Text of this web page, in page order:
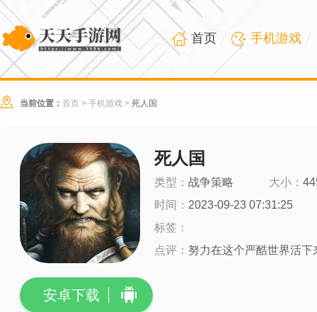
首页 手机游戏
当前位置： 首页 > 手机游戏 > 死人国
死人国
类型： 战争策略 大小：
时间： 2023-09-23 07:31:25
标签：
点评： 努力在这个严酷世界活下
安卓下载